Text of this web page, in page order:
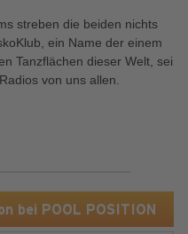
bei POOL POSITION
streben die beiden nichts
ein Name der einem
Tanzflächen dieser Welt, sei
von uns allen.